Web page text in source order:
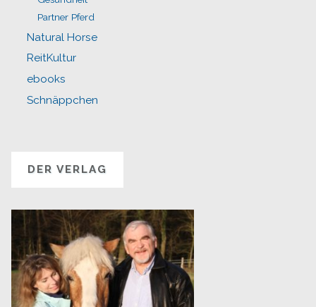
Partner Pferd
Natural Horse
ReitKultur
ebooks
Schnäppchen
DER VERLAG